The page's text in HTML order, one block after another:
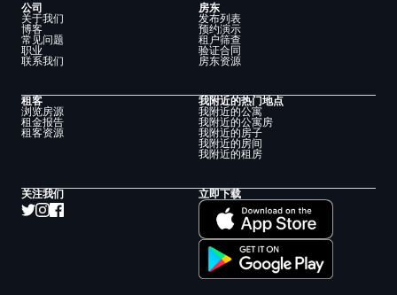
公司
关于我们
博客
常见问题
职业
联系我们
房东
发布列表
预约演示
租户筛查
验证合同
房东资源
租客
浏览房源
租金报告
租客资源
我附近的热门地点
我附近的公寓
我附近的公寓房
我附近的房子
我附近的房间
我附近的租房
关注我们 立即下载